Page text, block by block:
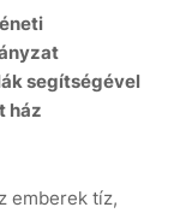
segítségével
ház
emberek tíz,